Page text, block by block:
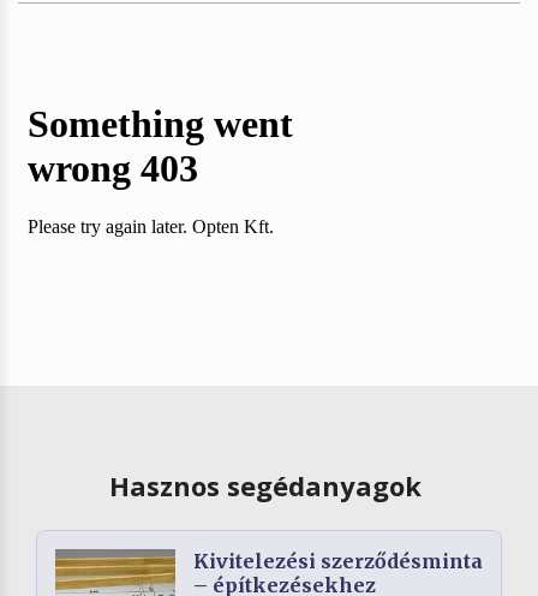
Hasznos segédanyagok
Kivitelezési szerződésminta
– építkezésekhez